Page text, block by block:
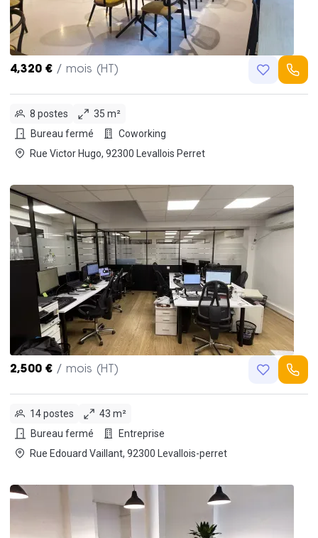
4,320 € / mois (HT)
8 postes
35 m²
Bureau fermé
Coworking
Rue Victor Hugo, 92300 Levallois Perret
2,500 € / mois (HT)
14 postes
43 m²
Bureau fermé
Entreprise
Rue Edouard Vaillant, 92300 Levallois-perret